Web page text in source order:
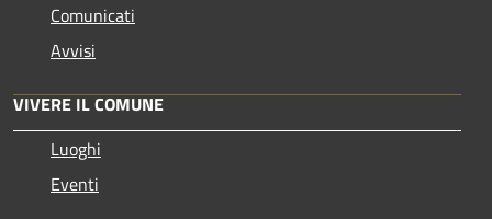
Comunicati
Avvisi
VIVERE IL COMUNE
Luoghi
Eventi